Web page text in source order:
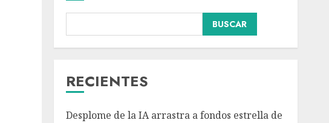
BUSCAR
RECIENTES
Desplome de la IA arrastra a fondos estrella de
3
Fallece Carlos Garfias
Merlos, arzobispo
Internacional